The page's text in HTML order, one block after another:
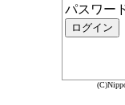
パスワー